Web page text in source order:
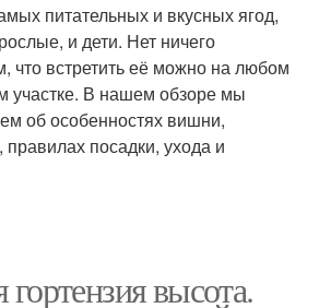
питательных и вкусных ягод,
и дети. Нет ничего
что встретить её можно на любом
участке. В нашем обзоре мы
об особенностях вишни,
посадки, ухода и
гортензия высота.